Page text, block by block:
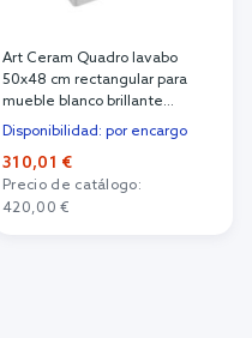
Art Ceram Quadro lavabo
50x48 cm rectangular para
mueble blanco brillante
QUL00401;00
Disponibilidad: por encargo
310,01 €
Precio de catálogo:
420,00 €